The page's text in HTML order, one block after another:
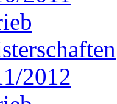
2012